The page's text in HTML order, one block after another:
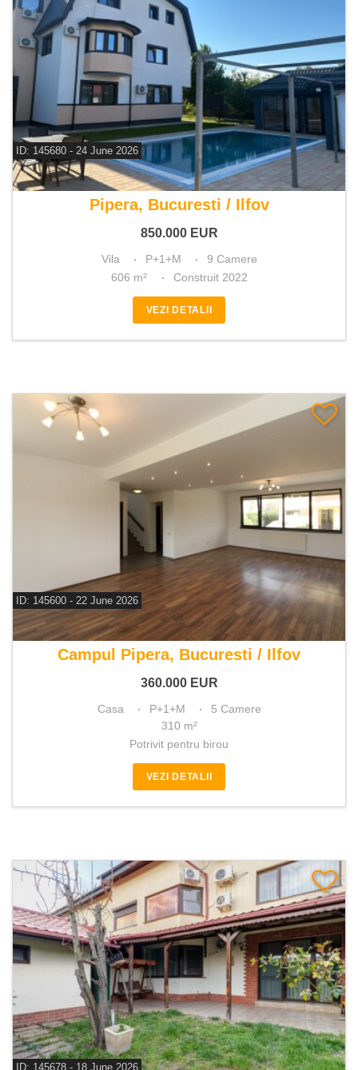
ID: 145680 - 24 June 2026
De vanzare vila 9 camere
Pipera, Bucuresti / Ilfov
850.000 EUR
Vila P+1+M
9 Camere
606 m²
Construit 2022
VEZI DETALII
ID: 145600 - 22 June 2026
De vanzare casa 5 camere
Campul Pipera, Bucuresti / Ilfov
360.000 EUR
Casa P+1+M
5 Camere
310 m²
Potrivit pentru birou
VEZI DETALII
ID: 145678 - 18 June 2026